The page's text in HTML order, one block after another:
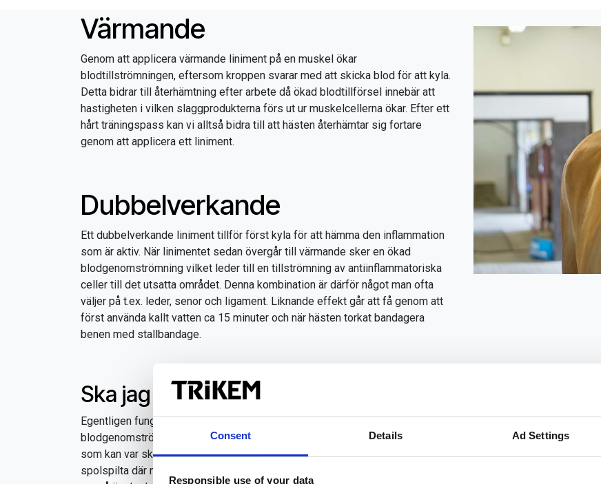
Consent Details Ad Settings
Responsible use of your data
Värmande
Genom att applicera värmande liniment på en muskel ökar
blodtillströmningen, eftersom kroppen svarar med att skicka blod för att kyla.
Detta bidrar till återhämtning efter arbete då ökad blodtillförsel innebär att
hastigheten i vilken slaggprodukterna förs ut ur muskelcellerna ökar. Efter ett
hårt träningspass kan vi alltså bidra till att hästen återhämtar sig fortare
genom att applicera ett liniment.
Dubbelverkande
Ett dubbelverkande liniment tillför först kyla för att hämma den inflammation
som är aktiv. När linimentet sedan övergår till värmande sker en ökad
blodgenomströmning vilket leder till en tillströmning av antiinflammatoriska
celler till det utsatta området. Denna kombination är därför något man ofta
väljer på t.ex. leder, senor och ligament. Liknande effekt går att få genom att
först använda kallt vatten ca 15 minuter och när hästen torkat bandagera
benen med stallbandage.
Ska jag använda vatten eller kylgel?
Egentligen fungerar det utmärkt att använda kallt vatten på hästens leder och ligament efter ett
blodgenomströmningen för att på så vis minska den inflammation som generellt uppstår efter hårdare
som kan var skönt för hästen i samband med till exempel en sen- eller ligamentskada. Nackdelen med att
spolspilta där man kan binda upp hästen, det gäller även att ha tid till att stå och spola hästen, räkna med